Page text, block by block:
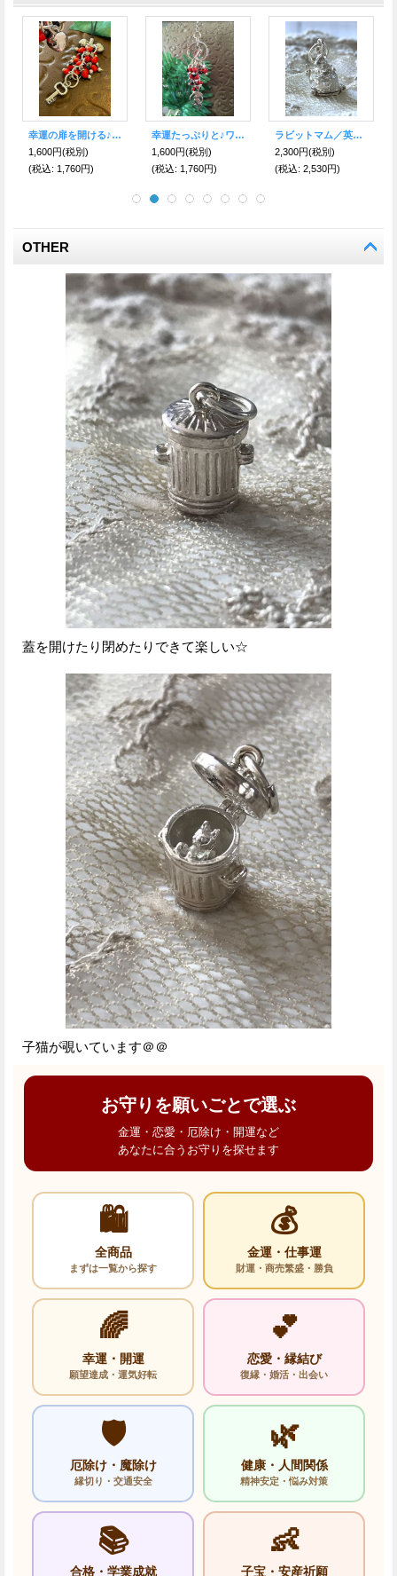
幸運の扉を開ける♪幸運のワイルーロ☆ストラップ 鍵＆愛情のハート
1,600円(税別)
(税込: 1,760円)
幸運たっぷりと♪ワイルーロ☆キーホルダー イルカ＆オウム
1,600円(税別)
(税込: 1,760円)
ラビットマム／英国より幸運のシルバーチャーム
2,300円(税別)
(税込: 2,530円)
OTHER
蓋を開けたり閉めたりできて楽しい☆
子猫が覗いています＠＠
お守りを願いごとで選ぶ
金運・恋愛・厄除け・開運など
あなたに合うお守りを探せます
🛍️
全商品
まずは一覧から探す
💰
金運・仕事運
財運・商売繁盛・勝負
🌈
幸運・開運
願望達成・運気好転
💕
恋愛・縁結び
復縁・婚活・出会い
🛡️
厄除け・魔除け
縁切り・交通安全
🌿
健康・人間関係
精神安定・悩み対策
📚
合格・学業成就
👶
子宝・安産祈願